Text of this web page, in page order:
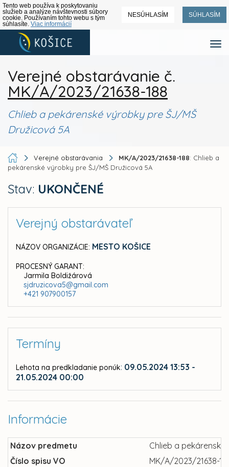
Tento web používa k poskytovaniu
služieb a analýze návštevnosti súbory
cookie. Používaním tohto webu s tým
súhlasíte. Viac informácií
NESÚHLASÍM SÚHLASÍM
Verejné obstarávanie č.
MK/A/2023/21638-188
Chlieb a pekárenské výrobky pre ŠJ/MŠ
Družicová 5A
Verejné obstarávania MK/A/2023/21638-188: Chlieb a
pekárenské výrobky pre ŠJ/MŠ Družicová 5A
Stav: UKONČENÉ
Verejný obstarávateľ
NÁZOV ORGANIZÁCIE: MESTO KOŠICE
PROCESNÝ GARANT:
Jarmila Boldižárová
sjdruzicova5@gmail.com
+421 907900157
Termíny
Lehota na predkladanie ponúk: 09.05.2024 13:53 -
21.05.2024 00:00
Informácie
Názov predmetu
Chlieb a
Číslo spisu VO
MK/A/2023/21638-